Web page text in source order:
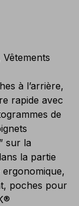
à l’arrière,
rapide avec
de
sur la
la partie
poches pour